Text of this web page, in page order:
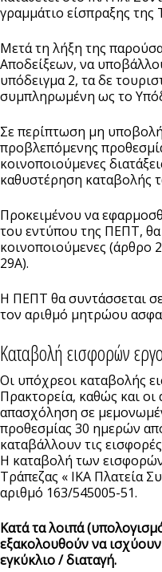
γραμμάτιο είσπραξης της
Μετά τη λήξη της
Αποδείξεων, να
υπόδειγμα 2, τα δε
συμπληρωμένη ως το
Σε περίπτωση μη
προβλεπόμενης
κοινοποιούμενες
καθυστέρηση καταβολής
Προκειμένου να
του εντύπου της ΠΕΠΤ,
κοινοποιούμενες (άρθρο
29Α).
Η ΠΕΠΤ θα συντάσσεται
τον αριθμό μητρώου
Καταβολή εισφορών
Οι υπόχρεοι καταβολής
Πρακτορεία, καθώς και
απασχόληση σε
προθεσμίας 30 ημερών
καταβάλλουν τις
Η καταβολή των εισφορών
Τράπεζας « ΙΚΑ Πλατεία
αριθμό 163/545005-51.
Κατά τα λοιπά
εξακολουθούν να
εγκύκλιο / διαταγή.